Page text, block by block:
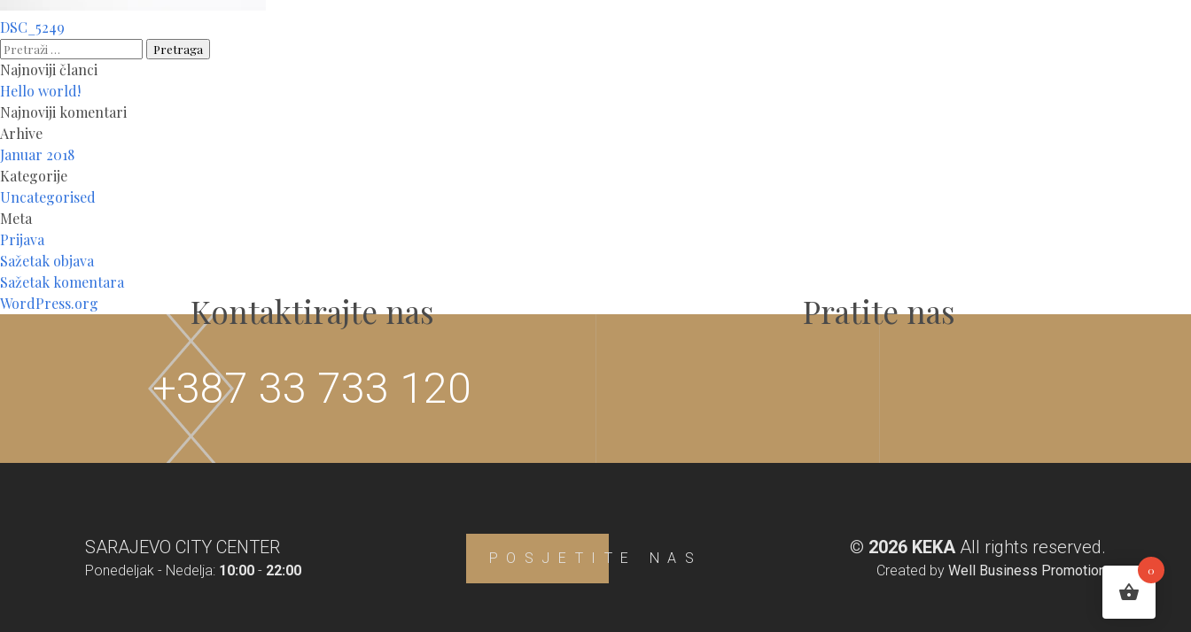
Navigacija
članaka
DSC_5249
Pretraga:
Najnoviji članci
Hello world!
Najnoviji komentari
Arhive
Januar 2018
Kategorije
Uncategorised
Meta
Prijava
Sažetak objava
Sažetak komentara
WordPress.org
Kontaktirajte nas
+387 33 733 120
Pratite nas
SARAJEVO CITY CENTER
Ponedeljak - Nedelja: 10:00 - 22:00
POSJETITE NAS
© 2026 KEKA All rights reserved.
Created by Well Business Promotion 0